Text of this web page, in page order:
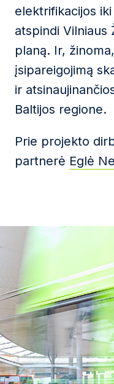
elektrifikacijos
atspindi Vilniaus
planą. Ir,
įsipareigojimą
ir
Baltijos regione.
Prie projekto
partnerė Eglė